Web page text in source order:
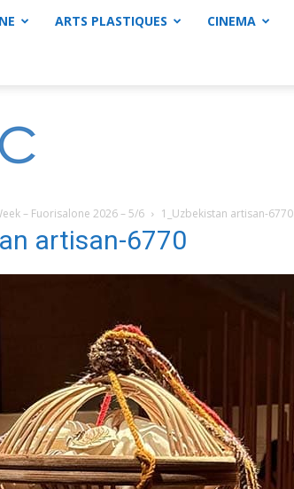
ARTS PLASTIQUES CINEMA
– Fuorisalone 2026 – 5/6 1_Uzbekistan artisan-6770
artisan-6770